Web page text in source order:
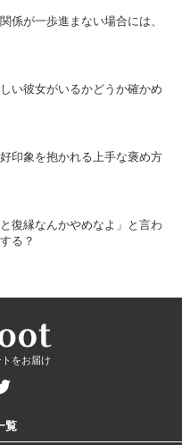
係が一歩進まない場合には、
い彼女がいるかどうか確かめ
印象を抱かれる上手な褒め方
復縁なんかやめなよ」と言わ
る？
をお届け
覧